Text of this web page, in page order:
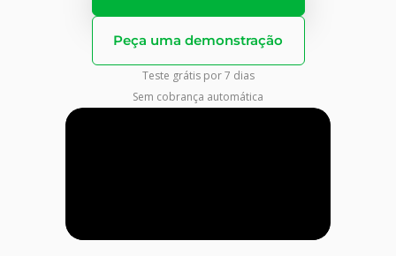
Peça uma demonstração
Teste grátis por 7 dias
Sem cobrança automática